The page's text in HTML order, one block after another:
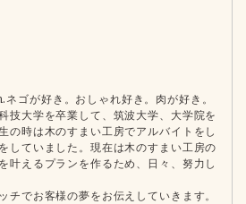
が好き。おしゃれ好き。肉が好き。
技大学を卒業して、筑波大学、大学院を
の時は木のすまい工房でアルバイトをし
していました。現在は木のすまい工房の
叶えるプランを作るため、日々、努力し
チでお客様の夢をお伝えしていきます。